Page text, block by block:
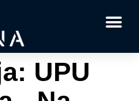
UPU